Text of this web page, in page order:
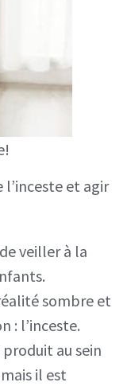
enfants,
soyons
pour
communiquons,
ensemble!
et agir
veiller à la
sombre et
: l’inceste.
produit au sein
il est